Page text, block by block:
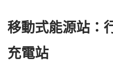
移動式能源站：
充電站